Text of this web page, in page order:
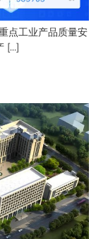
点工业产品质量安
[…]